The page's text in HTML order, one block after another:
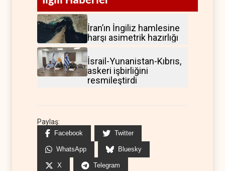
İran’ın İngiliz hamlesine
harşı asimetrik hazırlığı
İsrail-Yunanistan-Kıbrıs,
askeri işbirliğini
resmileştirdi
Paylaş:
Facebook Twitter
WhatsApp Bluesky
X Telegram